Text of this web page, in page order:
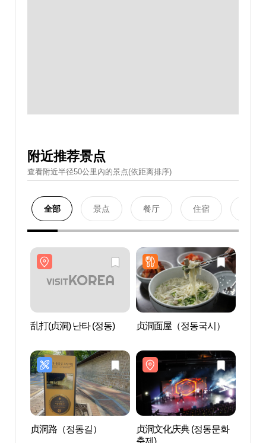
附近推荐景点
查看附近半径50公里內的景点(依距离排序)
全部 景点 餐厅 住宿
乱打(贞洞) 난타 (정동) 贞洞面屋（정동국시）
贞洞路（정동길）
贞洞文化庆典 (정동문화
축제)